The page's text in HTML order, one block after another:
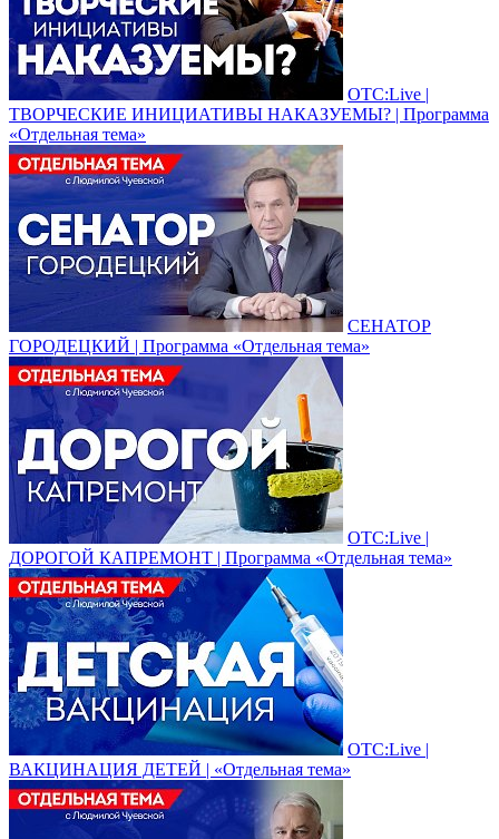
ОТС:Live |
ТВОРЧЕСКИЕ ИНИЦИАТИВЫ НАКАЗУЕМЫ? | Программа
«Отдельная тема»
СЕНАТОР
ГОРОДЕЦКИЙ | Программа «Отдельная тема»
ОТС:Live |
ДОРОГОЙ КАПРЕМОНТ | Программа «Отдельная тема»
ОТС:Live |
ВАКЦИНАЦИЯ ДЕТЕЙ | «Отдельная тема»